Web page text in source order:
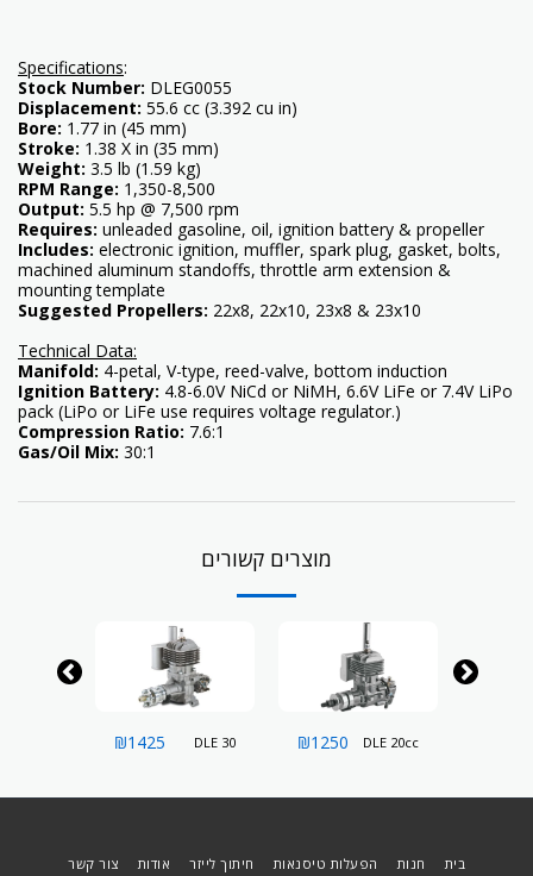
Specifications:
Stock Number: DLEG0055
Displacement: 55.6 cc (3.392 cu in)
Bore: 1.77 in (45 mm)
Stroke: 1.38 X in (35 mm)
Weight: 3.5 lb (1.59 kg)
RPM Range: 1,350-8,500
Output: 5.5 hp @ 7,500 rpm
Requires: unleaded gasoline, oil, ignition battery & propeller
Includes: electronic ignition, muffler, spark plug, gasket, bolts,
machined aluminum standoffs, throttle arm extension &
mounting template
Suggested Propellers: 22x8, 22x10, 23x8 & 23x10
Technical Data:
Manifold: 4-petal, V-type, reed-valve, bottom induction
Ignition Battery: 4.8-6.0V NiCd or NiMH, 6.6V LiFe or 7.4V LiPo
pack (LiPo or LiFe use requires voltage regulator.)
Compression Ratio: 7.6:1
Gas/Oil Mix: 30:1
מוצרים קשורים
DLE 20cc
₪1250
DLE 30
₪1425
בית חנות הפעלות טיסנאות חיתוך לייזר אודות צור קשר